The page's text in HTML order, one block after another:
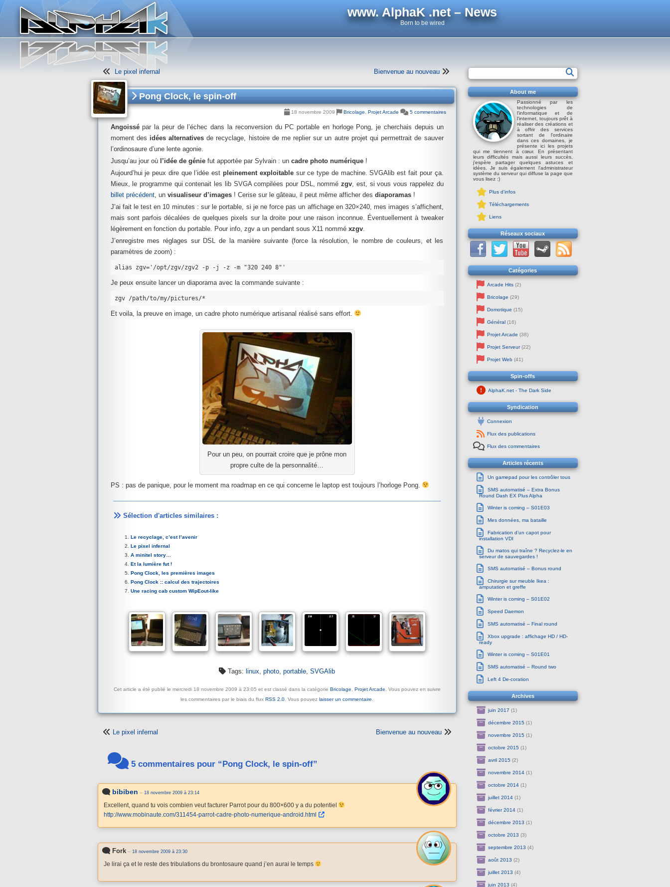
www. AlphaK .net – News
Born to be wired
Le pixel infernal Bienvenue au nouveau
Pong Clock, le spin-off
18 novembre 2009 Bricolage Projet Arcade 5 commentaires
Angoissépar la peur de l’échec dans la reconversion du PC portable en horloge Pong, je cherchais depuis un
moment des idées alternatives de recyclage, histoire de me replier sur un autre projet qui permettrait de sauver
l’ordinosaure d’une lente agonie.
Jusqu’au jour où l’idée de géniefut apportée par Sylvain : un cadre photo numérique!
Aujourd’hui je peux dire que l’idée est pleinement exploitablesur ce type de machine. SVGAlib est fait pour ça.
Mieux, le programme qui contenait les lib SVGA compilées pour DSL, nommézgv, est, si vous vous rappelez du
billet précédent, un visualiseur d’images! Cerise sur le gâteau, il peut même afficher des diaporamas !
J’ai fait le test en 10 minutes : sur le portable, si je ne force pas un affichage en 320×240, mes images s’affichent,
mais sont parfois décalées de quelques pixels sur la droite pour une raison inconnue. Éventuellement à tweaker
légèrement en fonction du portable. Pour info, zgv a un pendant sous X11 nommé xzgv.
J’enregistre mes réglages sur DSL de la manière suivante (force la résolution, le nombre de couleurs, et les
paramètres de zoom) :
alias zgv='/opt/zgv/zgv2 -p -j -z -m "320 240 8"'
Je peux ensuite lancer un diaporama avec la commande suivante :
zgv /path/to/my/pictures/*
Et voila, la preuve en image, un cadre photo numérique artisanal réalisé sans effort.
Pour un peu, on pourrait croire que je prône mon
propre culte de la personnalité…
PS : pas de panique, pour le moment ma roadmap en ce qui concerne le laptop est toujours l’horloge Pong.
Sélection d'articles similaires :
Le recyclage, c’est l’avenir
Le pixel infernal
A minitel story…
Et la lumière fut !
Pong Clock, les premières images
Pong Clock :: calcul des trajectoires
Une racing cab custom WipEout-like
Tags: linux, photo, portable, SVGAlib
Cet article a été publié le mercredi 18 novembre 2009 à 23:05 et est classé dans la catégorie Bricolage Projet Arcade . Vous pouvez en suivre
les commentaires par le biais du flux RSS 2.0 . Vous pouvez laisser un commentaire
Le pixel infernal Bienvenue au nouveau
5 commentaires pour “Pong Clock, le spin-off”
bibiben -- 18 novembre 2009 à 23:14
Excellent, quand tu vois combien veut facturer Parrot pour du 800×600 y a du potentiel
http://www.mobinaute.com/311454-parrot-cadre-photo-numerique-android.html
Fork-- 18 novembre 2009 à 23:30
Je lirai ça et le reste des tribulations du brontosaure quand j’en aurai le temps
About me
Passionné par les
technologies de
l'informatique et de
l'internet, toujours prêt à
réaliser des créations et
à offrir des services
sortant de l'ordinaire
dans ces domaines, je
présente ici les projets
qui me tiennent à cœur. En présentant
leurs difficultés mais aussi leurs succès,
j'espère partager quelques astuces et
idées. Je suis également l'administrateur
système du serveur qui diffuse la page que
vous lisez :)
Plus d'infos
Téléchargements
Liens
Réseaux sociaux
Catégories
Arcade Hits(2)
Bricolage (29)
Domotique (15)
Général(16)
Projet Arcade (38)
Projet Serveur(22)
Projet Web(41)
Spin-offs
AlphaK.net - The Dark Side
Syndication
Connexion
Flux des publications
Flux des commentaires
Articles récents
Un gamepad pour les contrôler tous
SMS automatisé – Extra Bonus
Round Dash EX Plus Alpha
Winter is coming – S01E03
Mes données, ma bataille
Fabrication d’un capot pour
installation VDI
Du matos qui traîne ? Recyclez-le en
serveur de sauvegardes !
SMS automatisé – Bonus round
Chirurgie sur meuble Ikea :
amputation et greffe
Winter is coming – S01E02
Speed Daemon
SMS automatisé – Final round
Xbox upgrade : affichage HD / HD-
ready
Winter is coming – S01E01
SMS automatisé – Round two
Left 4 De-coration
Archives
juin 2017 (1)
décembre 2015 (1)
novembre 2015 (1)
octobre 2015 (1)
avril 2015 (2)
novembre 2014(1)
octobre 2014(1)
juillet 2014(1)
février 2014(1)
décembre 2013 (1)
octobre 2013 (3)
septembre 2013 (4)
août 2013 (2)
juillet 2013 (4)
juin 2013 (4)